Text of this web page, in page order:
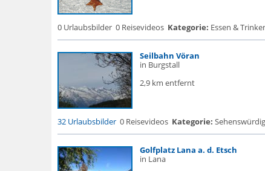
0 Urlaubsbilder 0 Reisevideos Kategorie: Essen &
Seilbahn Vöran
in Burgstall
2,9 km entfernt
32 Urlaubsbilder 0 Reisevideos Kategorie:
Golfplatz Lana a. d. Etsch
in Lana